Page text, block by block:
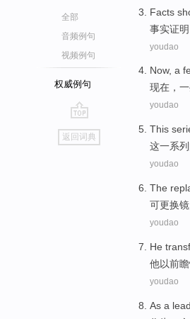
全部
音频例句
视频例句
权威例句
go
top
返回词典
Facts
事实证明
youdao
Now, a
现在 ，
youdao
This
这一系列
youdao
The
可更换
youdao
He
他以前
youdao
As a